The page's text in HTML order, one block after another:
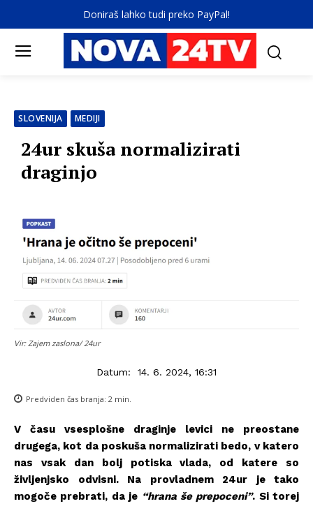
Doniraš lahko tudi preko PayPal!
SLOVENIJA MEDIJI
24ur skuša normalizirati
draginjo
Vir: Zajem zaslona/ 24ur
Datum: 14. 6. 2024, 16:31
Predviden čas branja: 2 min.
V času vsesplošne draginje levici ne preostane
drugega, kot da poskuša normalizirati bedo, v katero
nas vsak dan bolj potiska vlada, od katere so
življenjsko odvisni. Na provladnem 24ur je tako
mogoče prebrati, da je “hrana še prepoceni”. Si torej